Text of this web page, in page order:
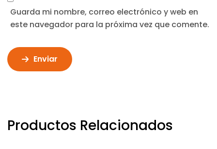
Guarda mi nombre, correo electrónico y web en
este navegador para la próxima vez que comente.
Enviar
Productos Relacionados